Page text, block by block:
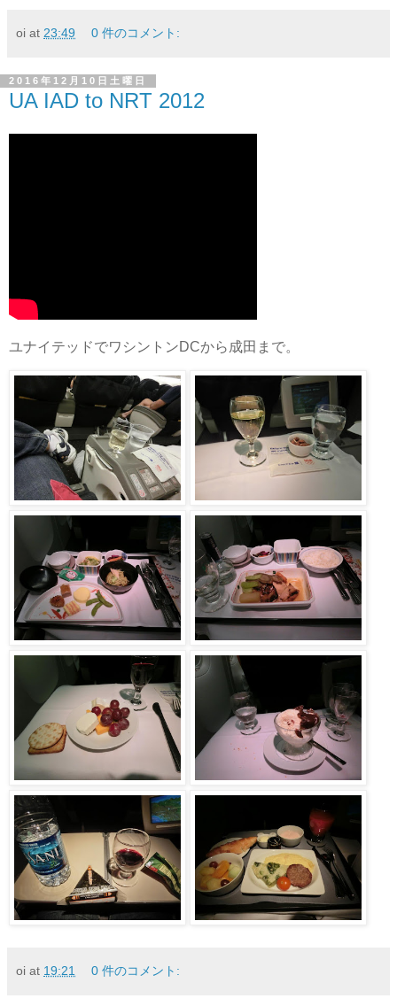
oi at 23:49 0 件のコメント:
2016年12月10日土曜日
UA IAD to NRT 2012
ユナイテッドでワシントンDCから成田まで。
oi at 19:21 0 件のコメント: